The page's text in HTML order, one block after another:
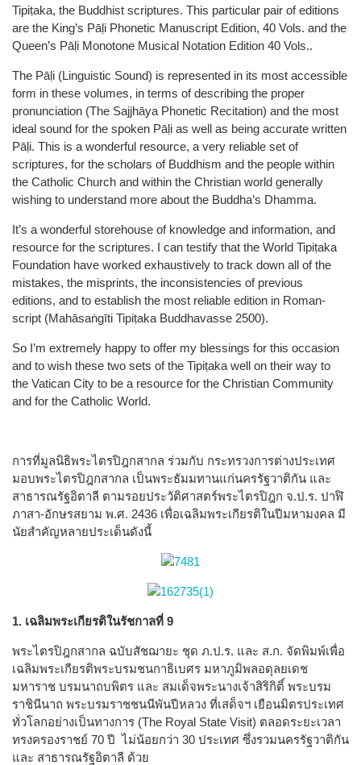
Tipiṭaka, the Buddhist scriptures. This particular pair of editions
are the King’s Pāḷi Phonetic Manuscript Edition, 40 Vols. and the
Queen’s Pāḷi Monotone Musical Notation Edition 40 Vols..
The Pāḷi (Linguistic Sound) is represented in its most accessible
form in these volumes, in terms of describing the proper
pronunciation (The Sajjhāya Phonetic Recitation) and the most
ideal sound for the spoken Pāḷi as well as being accurate written
Pāḷi. This is a wonderful resource, a very reliable set of
scriptures, for the scholars of Buddhism and the people within
the Catholic Church and within the Christian world generally
wishing to understand more about the Buddha’s Dhamma.
It’s a wonderful storehouse of knowledge and information, and
resource for the scriptures. I can testify that the World Tipiṭaka
Foundation have worked exhaustively to track down all of the
mistakes, the misprints, the inconsistencies of previous
editions, and to establish the most reliable edition in Roman-
script (Mahāsaṅgīti Tipiṭaka Buddhavasse 2500).
So I’m extremely happy to offer my blessings for this occasion
and to wish these two sets of the Tipiṭaka well on their way to
the Vatican City to be a resource for the Christian Community
and for the Catholic World.
การที่มูลนิธิพระไตรปิฎกสากล ร่วมกับ กระทรวงการต่างประเทศ
มอบพระไตรปิฎกสากล เป็นพระธัมมทานแก่นครรัฐวาติกัน และ
สาธารณรัฐอิตาลี ตามรอยประวัติศาสตร์พระไตรปิฎก จ.ป.ร. ปาฬิ
ภาสา-อักษรสยาม พ.ศ. 2436 เพื่อเฉลิมพระเกียรติในปีมหามงคล มี
นัยสำคัญหลายประเด็นดังนี้
1. เฉลิมพระเกียรติในรัชกาลที่ 9
พระไตรปิฎกสากล ฉบับสัชฌายะ ชุด ภ.ป.ร. และ ส.ก. จัดพิมพ์เพื่อ
เฉลิมพระเกียรติพระบรมชนกาธิเบศร มหาภูมิพลอดุลยเดช
มหาราช บรมนาถบพิตร และ สมเด็จพระนางเจ้าสิริกิติ์ พระบรม
ราชินีนาถ พระบรมราชชนนีพันปีหลวง ที่เสด็จฯ เยือนมิตรประเทศ
ทั่วโลกอย่างเป็นทางการ (The Royal State Visit) ตลอดระยะเวลา
ทรงครองราชย์ 70 ปี ไม่น้อยกว่า 30 ประเทศ ซึ่งรวมนครรัฐวาติกัน
และ สาธารณรัฐอิตาลี ด้วย